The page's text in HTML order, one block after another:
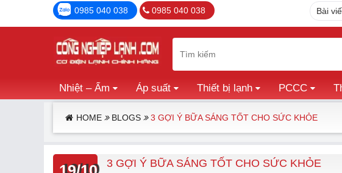
0985 040 038 0985 040 038 Bài
Nhiệt – Ẩm Áp suất Thiết bị lạnh PCCC
HOME BLOGS 3 GỢI Ý BỮA SÁNG TỐT CHO SỨC KHỎE
3 GỢI Ý BỮA SÁNG TỐT CHO SỨC KHỎE